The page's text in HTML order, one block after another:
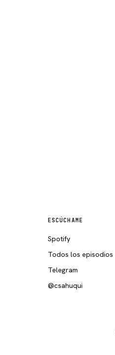
ESCÚCHAME
Spotify
Todos los episodios
Telegram
@csahuqui